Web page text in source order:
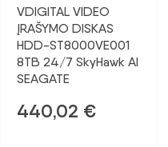
VDIGITAL VIDEO
ĮRAŠYMO DISKAS
HDD-ST8000VE001
8TB 24/7 SkyHawk AI
SEAGATE
440,02 €